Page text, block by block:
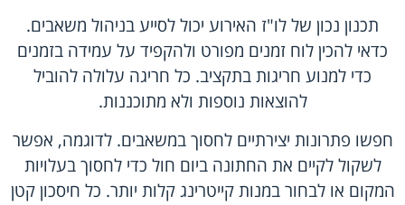
תכנון נכון של לו"ז האירוע יכול לסייע בניהול משאבים.
כדאי להכין לוח זמנים מפורט ולהקפיד על עמידה בזמנים
כדי למנוע חריגות בתקציב. כל חריגה עלולה להוביל
להוצאות נוספות ולא מתוכננות.
חפשו פתרונות יצירתיים לחסוך במשאבים. לדוגמה, אפשר
לשקול לקיים את החתונה ביום חול כדי לחסוך בעלויות
המקום או לבחור במנות קייטרינג קלות יותר. כל חיסכון קטן